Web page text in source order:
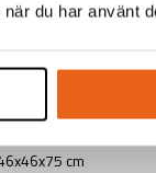
du har använt
Basket
cm